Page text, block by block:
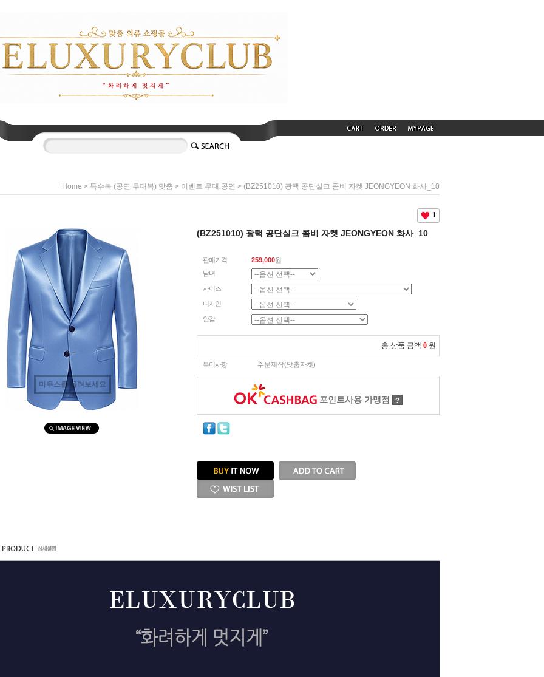
Home > 특수복 (공연 무대복) 맞춤 > 이벤트 무대.공연 > (BZ251010) 광택 공단실크 콤비 자켓 JEONGYEON 화사_10
마우스를 올려보세요
1
(BZ251010) 광택 공단실크 콤비 자켓 JEONGYEON 화사_10
판매가격 259,000원
남녀
사이즈
디자인
안감
총 상품 금액 0 원
특이사항 주문제작(맞춤자켓)
포인트사용 가맹점 ?